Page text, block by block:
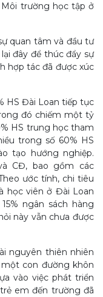
trường học tập ở
quan tâm và đầu tư
đây để thúc đẩy sự
hợp tác đã được xúc
HS Đài Loan tiếp tục
đó chiếm một tỷ
HS trung học tham
trong số 60% HS
tạo hướng nghiệp.
CĐ, bao gồm các
ước tính, chi tiêu
học viên ở Đài Loan
ngân sách hàng
này vẫn chưa được
nguyên thiên nhiên
con đường khôn
vào việc phát triển
em đến trường đã